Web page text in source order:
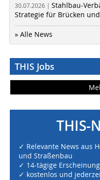
30.07.2026 | Stahlbau-
Strategie für Brücken
» Alle News
THIS Jobs
THIS-
✓ Relevante News aus
und Straßenbau
✓ 14-tägige
✓ kostenlos und